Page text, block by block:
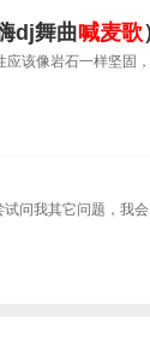
dj舞曲喊麦歌
该像岩石一样坚固
问我其它问题，我